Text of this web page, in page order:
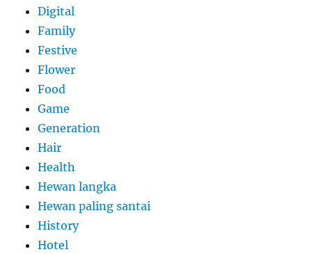
Digital
Family
Festive
Flower
Food
Game
Generation
Hair
Health
Hewan langka
Hewan paling santai
History
Hotel